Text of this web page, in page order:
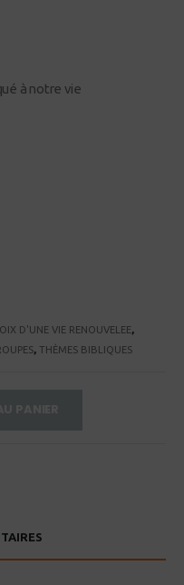
à notre vie
D'UNE VIE RENOUVELEE,
, THÈMES BIBLIQUES